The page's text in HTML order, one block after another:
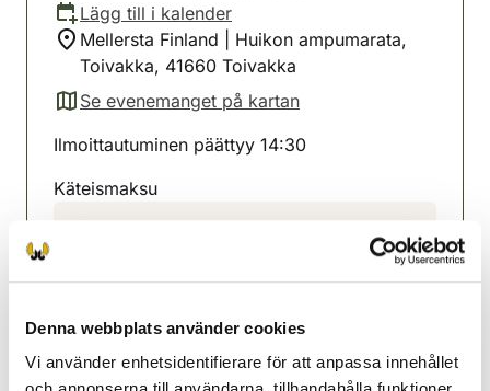
Denna webbplats använder cookies
Vi använder enhetsidentifierare för att anpassa innehållet
Lägg till i kalender
Mellersta Finland | Huikon ampumarata,
Toivakka, 41660 Toivakka
Se evenemanget på kartan
(avautuu uuteen välilehteen)
Ilmoittautuminen päättyy 14:30
Käteismaksu
toivakka@rhy.riista.fi